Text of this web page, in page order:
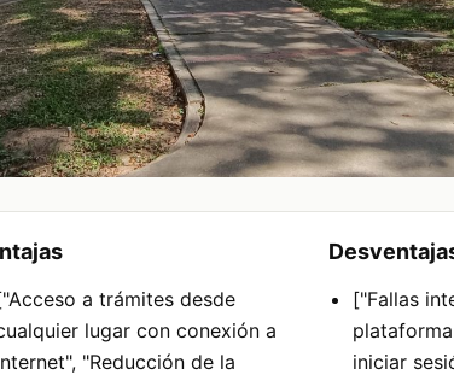
a trámites desde
lugar con conexión a
"Reducción de la
["Fallas
iniciar